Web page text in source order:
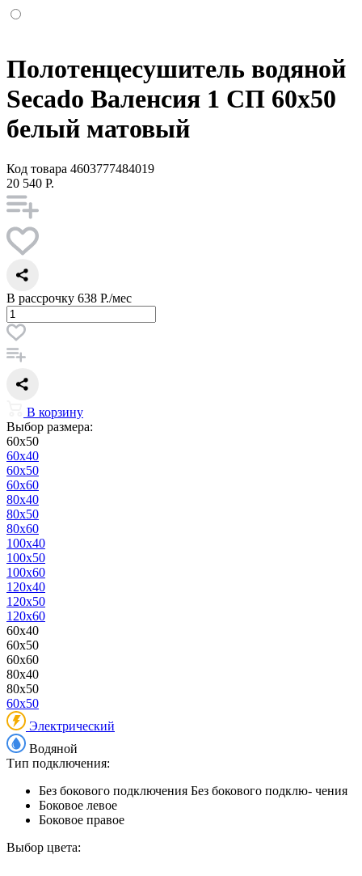
Полотенцесушитель водяной
Secado Валенсия 1 СП 60x50
белый матовый
Код товара 4603777484019
20 540 Р.
В рассрочку 638 Р./мес
В корзину
Выбор размера:
60x50
60x40
60x50
60x60
80x40
80x50
80x60
100x40
100x50
100x60
120x40
120x50
120x60
60x40
60x50
60x60
80x40
80x50
60x50
Электрический
Водяной
Тип подключения:
Без бокового подключения Без бокового подклю- чения
Боковое левое
Боковое правое
Выбор цвета: